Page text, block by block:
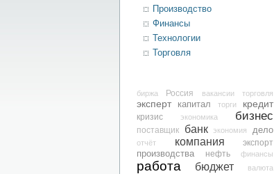
Производство
Финансы
Технологии
Торговля
биржа Россия вакансии торговля
эксперт капитал торги кредит
кризис экономика бизнес
поставщик банк экономия дело
отчёт компания экспорт
производства нефть финансы
работа бюджет
валюта